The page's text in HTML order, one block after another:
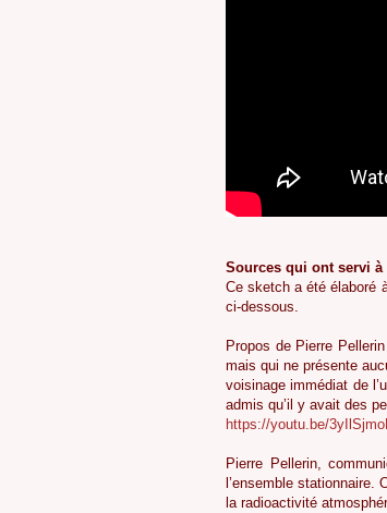
Sources qui ont servi
Ce sketch a été élaboré
ci-dessous.
Propos de Pierre
mais qui ne présente
voisinage immédiat de
admis qu’il y avait des
https://youtu.be/
Pierre Pellerin,
l’ensemble
la radioactivité